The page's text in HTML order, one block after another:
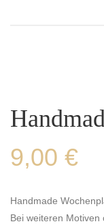
9,00 €
Handmade
Bei weiteren Motiven